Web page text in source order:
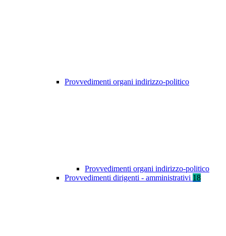
Provvedimenti organi indirizzo-politico
Provvedimenti organi indirizzo-politico
Provvedimenti dirigenti - amministrativi 18